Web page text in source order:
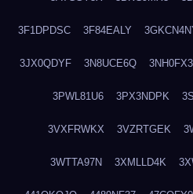
3F1DPDSC 3F84EALY
3JX0QDYF 3N8UCE6Q
3PWL81U6 3PX3NDPK
3VXFRWKX 3VZRTGEK
3WTTA97N 3XMLLD4K